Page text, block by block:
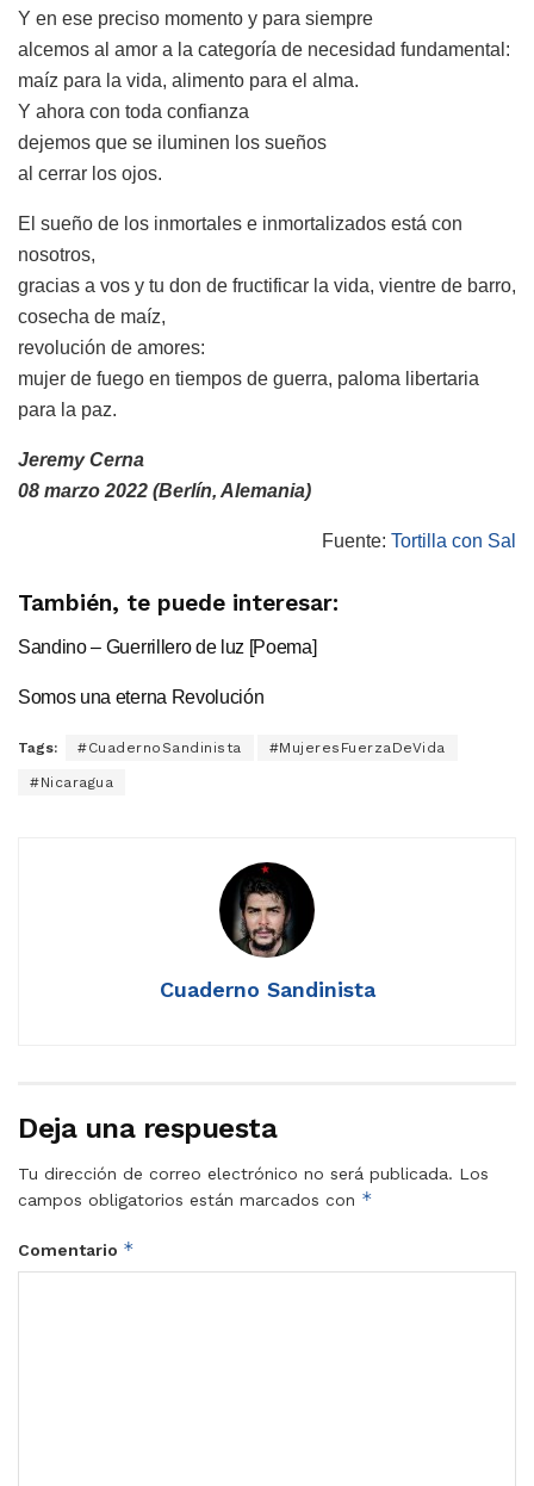
Y en ese preciso momento y para siempre
alcemos al amor a la categoría de necesidad fundamental:
maíz para la vida, alimento para el alma.
Y ahora con toda confianza
dejemos que se iluminen los sueños
al cerrar los ojos.
El sueño de los inmortales e inmortalizados está con
nosotros,
gracias a vos y tu don de fructificar la vida, vientre de barro,
cosecha de maíz,
revolución de amores:
mujer de fuego en tiempos de guerra, paloma libertaria
para la paz.
Jeremy Cerna
08 marzo 2022 (Berlín, Alemania)
Fuente: Tortilla con Sal
También, te puede interesar:
Sandino – Guerrillero de luz [Poema]
Somos una eterna Revolución
Tags: #CuadernoSandinista #MujeresFuerzaDeVida
#Nicaragua
Cuaderno Sandinista
Deja una respuesta
Tu dirección de correo electrónico no será publicada. Los
campos obligatorios están marcados con *
Comentario *